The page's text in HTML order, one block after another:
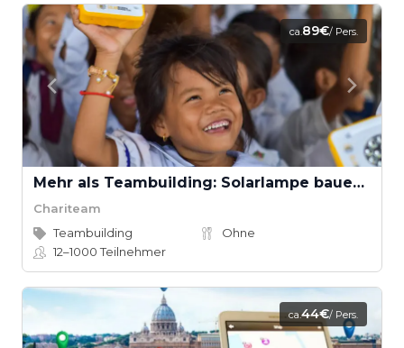
ca.89€/ Pers.
Mehr als Teambuilding: Solarlampe bauen für Kinder der Welt
Chariteam
Teambuilding
Ohne
12–1000Teilnehmer
ca.44€/ Pers.